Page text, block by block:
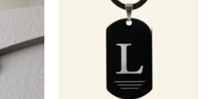
verlanglijst